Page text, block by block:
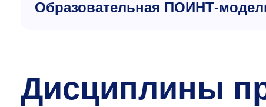
Образовательная ПОИНТ-
Дисциплины